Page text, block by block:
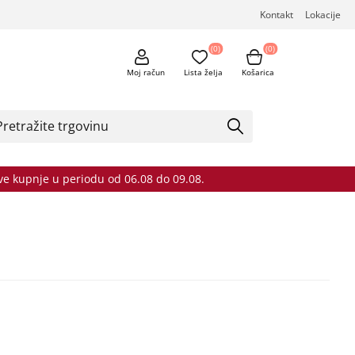
Kontakt Lokacije
Moj račun Lista želja
(0)
Košarica
(0)
kupnje u periodu od 06.08 do 09.08.